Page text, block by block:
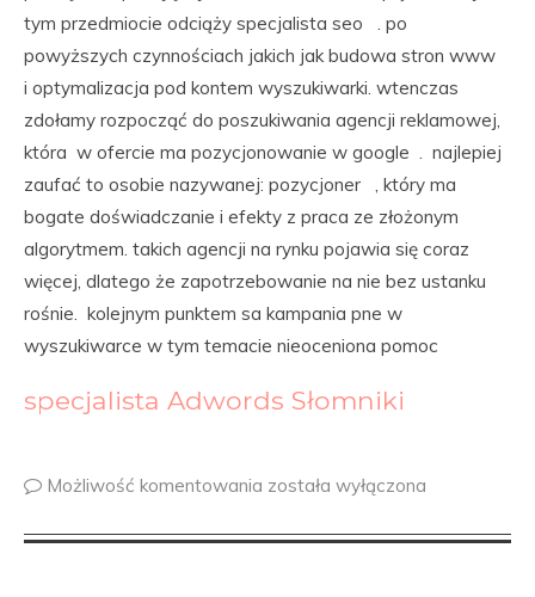
tym przedmiocie odciąży specjalista seo . po
powyższych czynnościach jakich jak budowa stron www
i optymalizacja pod kontem wyszukiwarki. wtenczas
zdołamy rozpocząć do poszukiwania agencji reklamowej,
która w ofercie ma pozycjonowanie w google . najlepiej
zaufać to osobie nazywanej: pozycjoner , który ma
bogate doświadczanie i efekty z praca ze złożonym
algorytmem. takich agencji na rynku pojawia się coraz
więcej, dlatego że zapotrzebowanie na nie bez ustanku
rośnie. kolejnym punktem sa kampania pne w
wyszukiwarce w tym temacie nieoceniona pomoc
specjalista Adwords Słomniki
Możliwość komentowania została wyłączona